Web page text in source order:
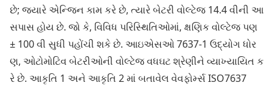
છે; જ્યારે એન્જિન કામ કરે છે, ત્યારે બેટરી વોલ્ટેજ 14.4 વીની આ
સપાસ હોય છે. જો કે, વિવિધ પરિસ્થિતિઓમાં, ક્ષણિક વોલ્ટેજ પણ
± 100 વી સુધી પહોંચી શકે છે. આઇએસઓ 7637-1 ઉદ્યોગ ધોર
ણ, ઓટોમોટિવ બેટરીઓની વોલ્ટેજ વધઘટ શ્રેણીને વ્યાખ્યાયિત ક
રે છે. આકૃતિ 1 અને આકૃતિ 2 માં બતાવેલ વેવફોર્મ્સ ISO7637